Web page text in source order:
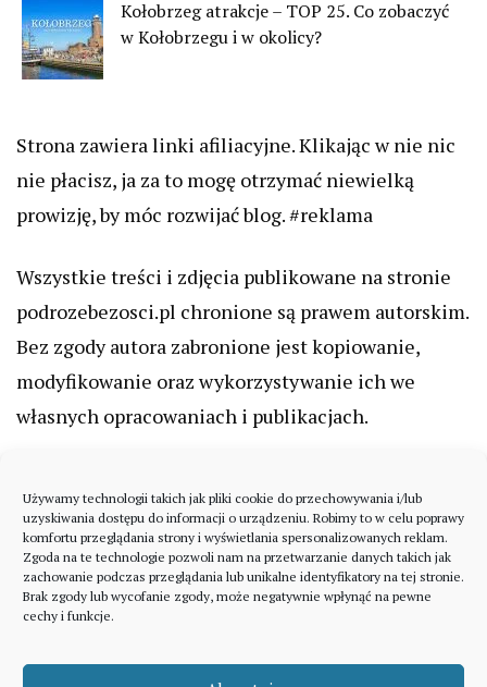
Używamy technologii takich jak pliki cookie do przechowywania i/lub
uzyskiwania dostępu do informacji o urządzeniu. Robimy to w celu poprawy
komfortu przeglądania strony i wyświetlania spersonalizowanych reklam.
Zgoda na te technologie pozwoli nam na przetwarzanie danych takich jak
zachowanie podczas przeglądania lub unikalne identyfikatory na tej stronie.
Brak zgody lub wycofanie zgody, może negatywnie wpłynąć na pewne
cechy i funkcje.
Kołobrzeg atrakcje – TOP 25. Co zobaczyć
w Kołobrzegu i w okolicy?
Strona zawiera linki afiliacyjne. Klikając w nie nic
nie płacisz, ja za to mogę otrzymać niewielką
prowizję, by móc rozwijać blog. #reklama
Wszystkie treści i zdjęcia publikowane na stronie
podrozebezosci.pl chronione są prawem autorskim.
Bez zgody autora zabronione jest kopiowanie,
modyfikowanie oraz wykorzystywanie ich we
własnych opracowaniach i publikacjach.